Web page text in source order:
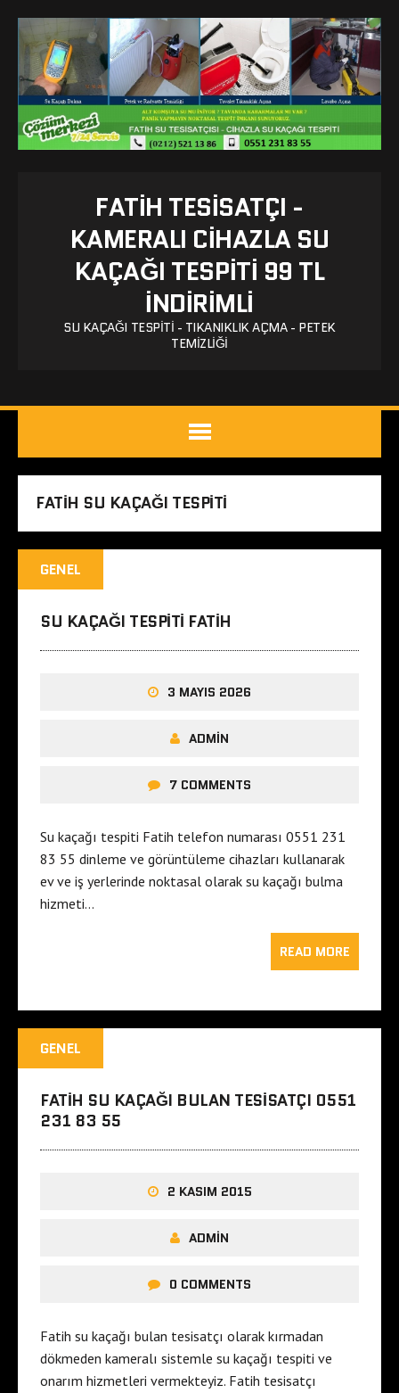
FATIH TESISATÇI -
KAMERALI CIHAZLA SU
KAÇAĞI TESPITI 99 TL
İNDİRİMLİ
SU KAÇAĞI TESPITI - TIKANIKLIK AÇMA - PETEK
TEMIZLIĞI
FATIH SU KAÇAĞI TESPITI
GENEL
SU KAÇAĞI TESPITI FATIH
3 MAYIS 2026
ADMIN
7 COMMENTS
Su kaçağı tespiti Fatih telefon numarası 0551 231
83 55 dinleme ve görüntüleme cihazları kullanarak
ev ve iş yerlerinde noktasal olarak su kaçağı bulma
hizmeti…
READ MORE
GENEL
FATIH SU KAÇAĞI BULAN TESISATÇI 0551
231 83 55
2 KASIM 2015
ADMIN
0 COMMENTS
Fatih su kaçağı bulan tesisatçı olarak kırmadan
dökmeden kameralı sistemle su kaçağı tespiti ve
onarım hizmetleri vermekteyiz. Fatih tesisatçı